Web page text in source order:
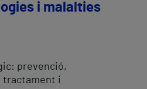
i malalties
prevenció,
tractament i